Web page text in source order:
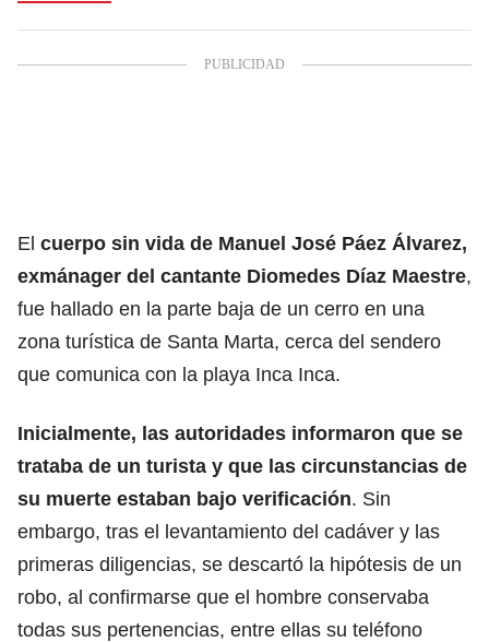
El cuerpo sin vida de Manuel José Páez Álvarez,
exmánager del cantante Diomedes Díaz Maestre,
fue hallado en la parte baja de un cerro en una
zona turística de Santa Marta, cerca del sendero
que comunica con la playa Inca Inca.
Inicialmente, las autoridades informaron que se
trataba de un turista y que las circunstancias de
su muerte estaban bajo verificación. Sin
embargo, tras el levantamiento del cadáver y las
primeras diligencias, se descartó la hipótesis de un
robo, al confirmarse que el hombre conservaba
todas sus pertenencias, entre ellas su teléfono